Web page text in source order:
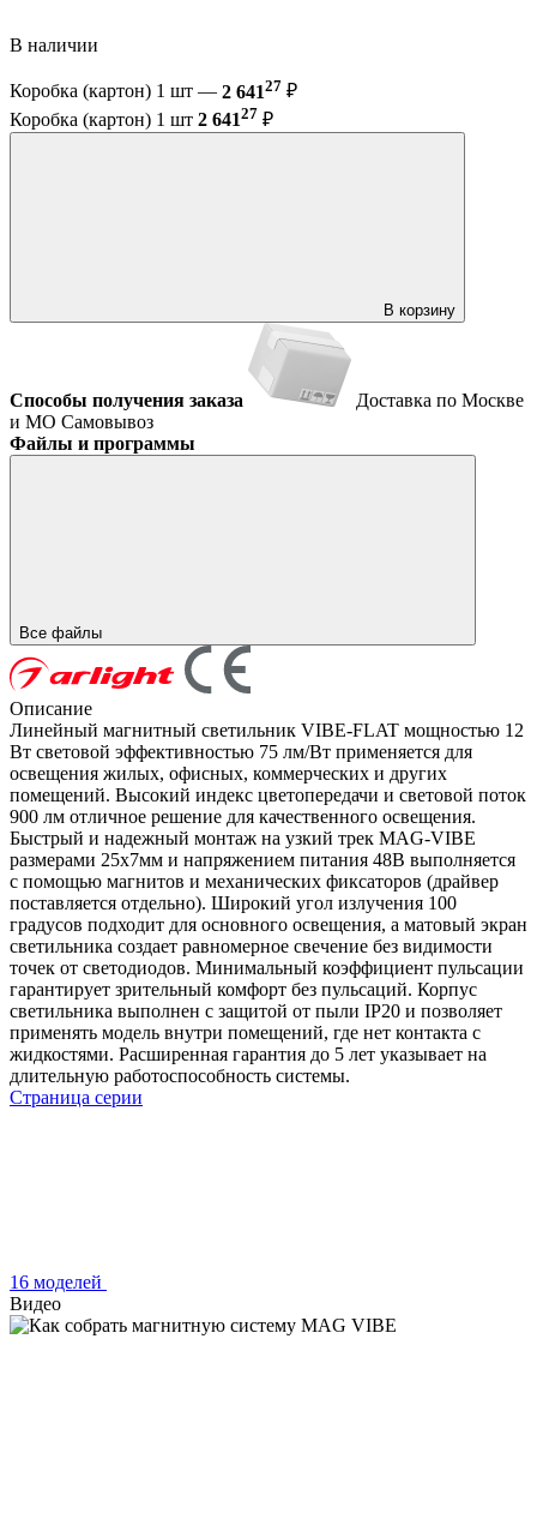
В наличии
Коробка (картон) 1 шт — 2 64127 ₽
Коробка (картон) 1 шт 2 64127 ₽
В корзину
Способы получения заказа
Доставка по Москве
и МО Самовывоз
Файлы и программы
Все файлы
Описание
Линейный магнитный светильник VIBE-FLAT мощностью 12
Вт световой эффективностью 75 лм/Вт применяется для
освещения жилых, офисных, коммерческих и других
помещений. Высокий индекс цветопередачи и световой поток
900 лм отличное решение для качественного освещения.
Быстрый и надежный монтаж на узкий трек MAG-VIBE
размерами 25х7мм и напряжением питания 48В выполняется
с помощью магнитов и механических фиксаторов (драйвер
поставляется отдельно). Широкий угол излучения 100
градусов подходит для основного освещения, а матовый экран
светильника создает равномерное свечение без видимости
точек от светодиодов. Минимальный коэффициент пульсации
гарантирует зрительный комфорт без пульсаций. Корпус
светильника выполнен с защитой от пыли IP20 и позволяет
применять модель внутри помещений, где нет контакта с
жидкостями. Расширенная гарантия до 5 лет указывает на
длительную работоспособность системы.
Страница серии
16 моделей
Видео